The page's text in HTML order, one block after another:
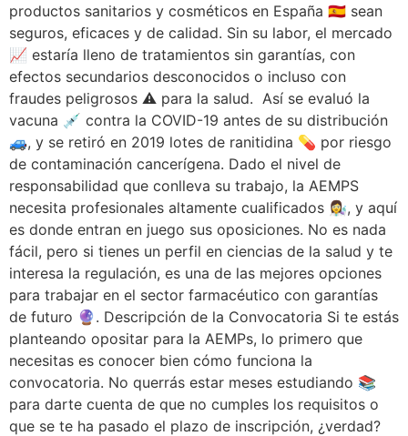
productos sanitarios y cosméticos en España 🇪🇸 sean
seguros, eficaces y de calidad. Sin su labor, el mercado
📈 estaría lleno de tratamientos sin garantías, con
efectos secundarios desconocidos o incluso con
fraudes peligrosos ⚠️ para la salud. Así se evaluó la
vacuna 💉 contra la COVID-19 antes de su distribución
🚙, y se retiró en 2019 lotes de ranitidina 💊 por riesgo
de contaminación cancerígena. Dado el nivel de
responsabilidad que conlleva su trabajo, la AEMPS
necesita profesionales altamente cualificados 👩‍🔬, y aquí
es donde entran en juego sus oposiciones. No es nada
fácil, pero si tienes un perfil en ciencias de la salud y te
interesa la regulación, es una de las mejores opciones
para trabajar en el sector farmacéutico con garantías
de futuro 🔮. Descripción de la Convocatoria Si te estás
planteando opositar para la AEMPs, lo primero que
necesitas es conocer bien cómo funciona la
convocatoria. No querrás estar meses estudiando 📚
para darte cuenta de que no cumples los requisitos o
que se te ha pasado el plazo de inscripción, ¿verdad?